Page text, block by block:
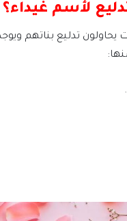
لأسم غيداء؟
يحاولون تدليع بناتهم